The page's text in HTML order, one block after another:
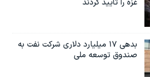
غزه را تأیید کردند
بدهی ۱۷ میلیارد دلاری شرکت نفت به
صندوق توسعه ملی